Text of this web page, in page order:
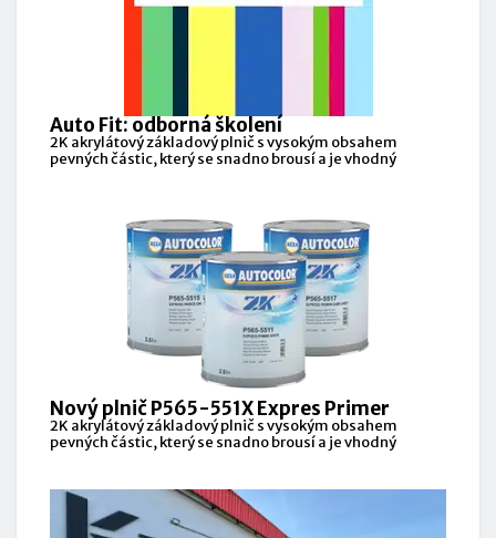
Auto Fit: odborná školení
2K akrylátový základový plnič s vysokým obsahem
pevných částic, který se snadno brousí a je vhodný
Nový plnič P565-551X Expres Primer
2K akrylátový základový plnič s vysokým obsahem
pevných částic, který se snadno brousí a je vhodný